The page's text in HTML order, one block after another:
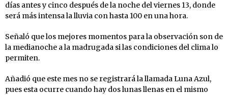
días antes y cinco después de la noche del viernes 13, donde
será más intensa la lluvia con hasta 100 en una hora.
Señaló que los mejores momentos para la observación son de
la medianoche a la madrugada si las condiciones del clima lo
permiten.
Añadió que este mes no se registrará la llamada Luna Azul,
pues esta ocurre cuando hay dos lunas llenas en el mismo